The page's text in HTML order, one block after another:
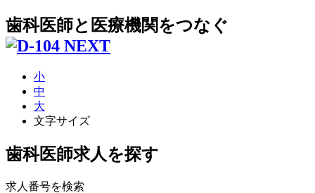
歯科医師と医療機関をつなぐ
小
中
大
文字サイズ
歯科医師求人を探す
求人番号を検索